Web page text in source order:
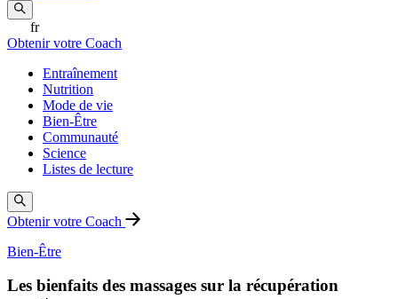
fr
Obtenir votre Coach
Entraînement
Nutrition
Mode de vie
Bien-Être
Communauté
Science
Listes de lecture
Obtenir votre Coach
Bien-Être
Les bienfaits des massages sur la récupération